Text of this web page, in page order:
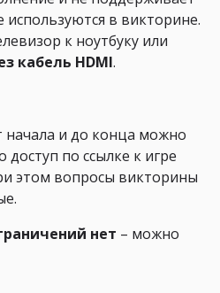
в викторине.
к ноутбуку или
кабель HDMI.
начала и до конца можно
доступ по ссылке к игре
этом вопросы викторины
нет – можно